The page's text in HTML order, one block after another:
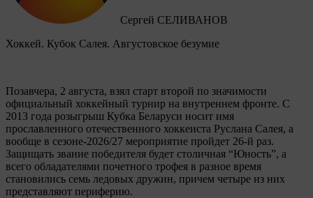
Сергей СЕЛИВАНОВ
Хоккей. Кубок Салея. Августовское безумие
Позавчера, 2 августа, взял старт второй по значимости
официальный хоккейный турнир на внутреннем фронте. C
2013 года розыгрыш Кубка Беларуси носит имя
прославленного отечественного хоккеиста Руслана Салея, а
вообще в сезоне-2026/27 мероприятие пройдет 26-й раз.
Защищать звание победителя будет столичная “Юность”, а
всего обладателями почетного трофея в разное время
становились семь ледовых дружин, причем четыре из них
представляют периферию.